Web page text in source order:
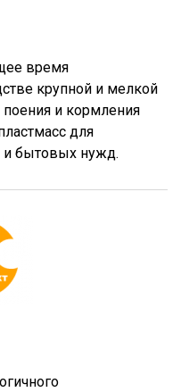
время
крупной и мелкой
и кормления
для
и бытовых нужд.